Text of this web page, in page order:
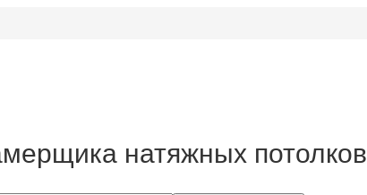
натяжных потолков